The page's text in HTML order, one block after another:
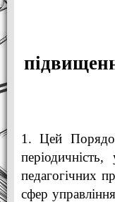
1. Цей
педагогічних
сфер